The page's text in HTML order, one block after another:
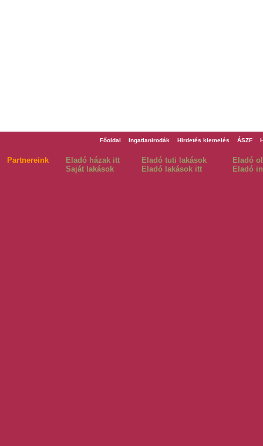
Főoldal Ingatlanirodák Hirdetés kiemelés ÁSZF
Partnereink Eladó házak itt Eladó tuti lakások
Eladó
Saját lakások
Eladó lakások itt Eladó